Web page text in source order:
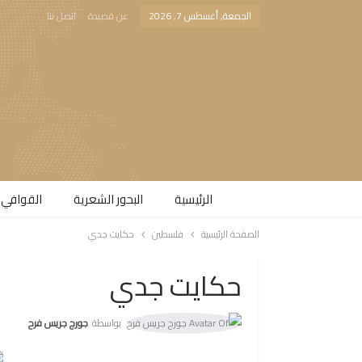
الجمعة, أغسطس 7, 2026 عن قصيدة اتصل بنا
الرئيسية البحور الشعرية​
الصفحة الرئيسية فلسطين حكايت جدي
حكايت جدي
بواسطة جورج جريس فرح